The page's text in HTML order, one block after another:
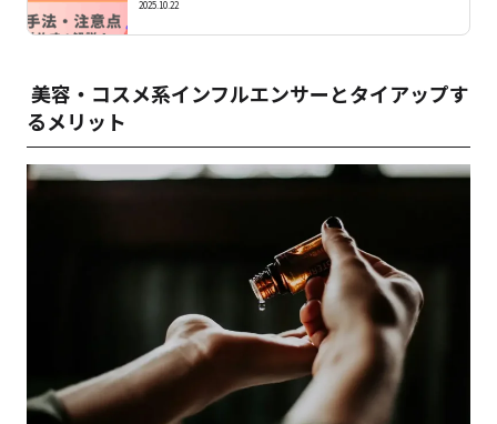
2025.10.22
美容・コスメ系インフルエンサーとタイアップす
るメリット